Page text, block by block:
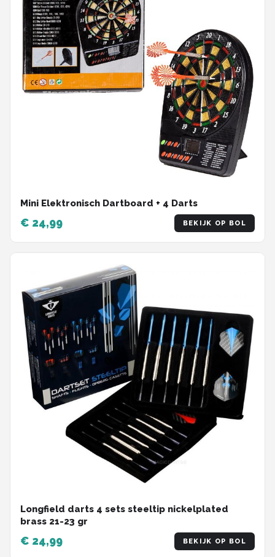
Mini Elektronisch Dartboard + 4 Darts
€ 24,99 BEKIJK OP BOL
Longfield darts 4 sets steeltip nickelplated
brass 21-23 gr
€ 24,99 BEKIJK OP BOL